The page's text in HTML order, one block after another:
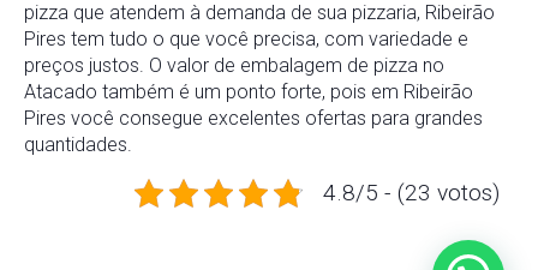
pizza que atendem à demanda de sua pizzaria, Ribeirão
Pires tem tudo o que você precisa, com variedade e
preços justos. O valor de embalagem de pizza no
Atacado também é um ponto forte, pois em Ribeirão
Pires você consegue excelentes ofertas para grandes
quantidades.
4.8/5 - (23 votos)